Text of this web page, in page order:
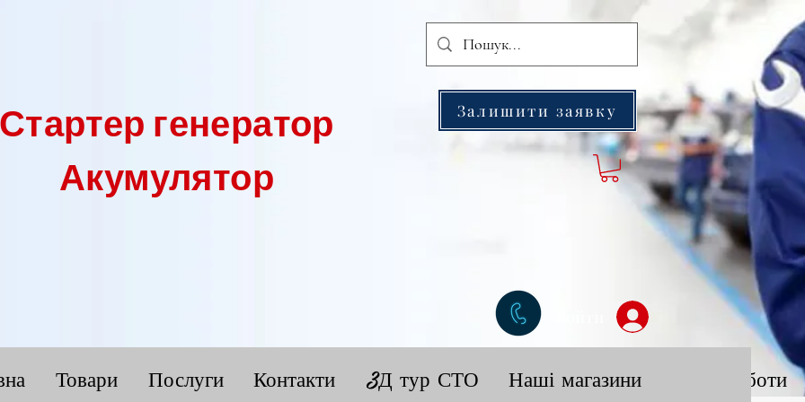
Стартер генератор
Акумулятор
Залишити заявку
Товари Послуги Контакти 3Д тур СТО Наші магазини Наші роботи